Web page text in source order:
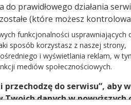
porady zdalnej, podczas
oraz e‑Zwolnienie.
Poradnia
do prawidłowego działania
(które możesz
funkcjonalności usprawniających
sposób korzystasz z naszej strony,
i wyświetlania reklam, w
mediów społecznościowych.
przechodzę do serwisu”, aby
danych w powyższych